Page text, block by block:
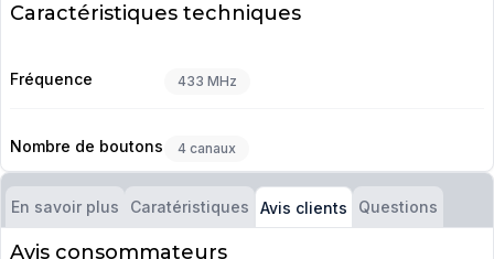
Caractéristiques techniques
Fréquence 433 MHz
Nombre de boutons 4 canaux
En savoir plus Caratéristiques Avis clients Questions
Avis consommateurs